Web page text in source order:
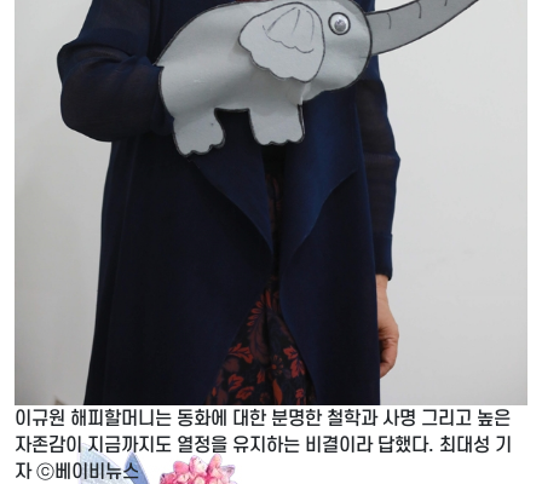
이규원 해피할머니는 동화에 대한 분명한 철학과 사명 그리고 높은
자존감이 지금까지도 열정을 유지하는 비결이라 답했다. 최대성 기
자 ⓒ베이비뉴스